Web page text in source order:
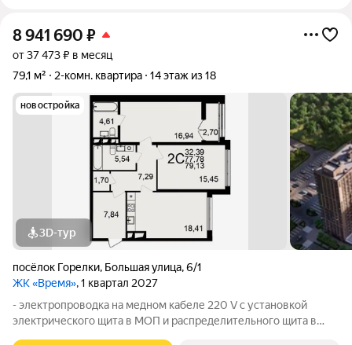
8 941 690 ₽
от 37 473 ₽ в месяц
79,1 м²
2-комн. квартира 14 этаж из 18
новостройка
3D-тур
посёлок Горелки, Большая улица,6/1
ЖК «Время», 1 квартал 2027
- электропроводка на медном кабеле 220 V с установкой
электрического щита в МОП и распределительного щита в